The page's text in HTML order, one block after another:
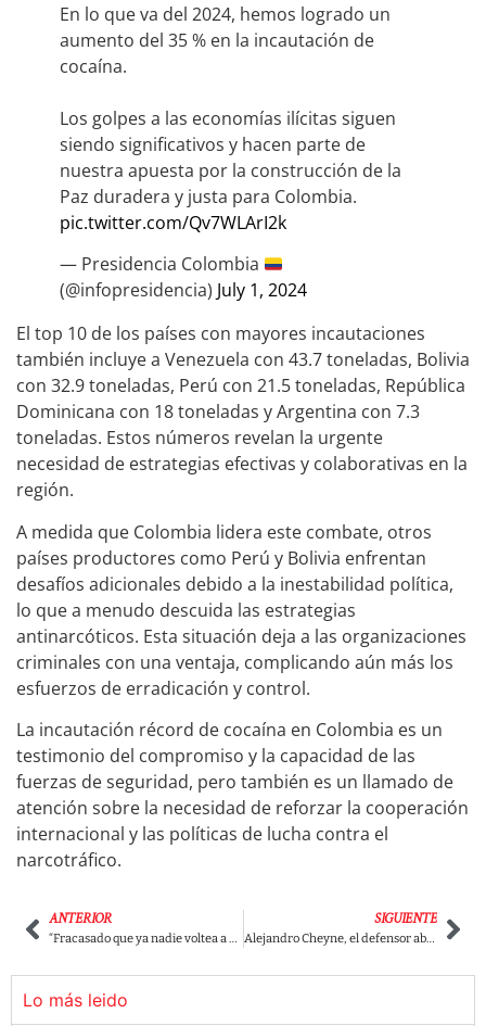
En lo que va del 2024, hemos logrado un
aumento del 35 % en la incautación de
cocaína.
Los golpes a las economías ilícitas siguen
siendo significativos y hacen parte de
nuestra apuesta por la construcción de la
Paz duradera y justa para Colombia.
pic.twitter.com/Qv7WLArI2k
— Presidencia Colombia
(@infopresidencia) July 1, 2024
El top 10 de los países con mayores incautaciones
también incluye a Venezuela con 43.7 toneladas, Bolivia
con 32.9 toneladas, Perú con 21.5 toneladas, República
Dominicana con 18 toneladas y Argentina con 7.3
toneladas. Estos números revelan la urgente
necesidad de estrategias efectivas y colaborativas en la
región.
A medida que Colombia lidera este combate, otros
países productores como Perú y Bolivia enfrentan
desafíos adicionales debido a la inestabilidad política,
lo que a menudo descuida las estrategias
antinarcóticos. Esta situación deja a las organizaciones
criminales con una ventaja, complicando aún más los
esfuerzos de erradicación y control.
La incautación récord de cocaína en Colombia es un
testimonio del compromiso y la capacidad de las
fuerzas de seguridad, pero también es un llamado de
atención sobre la necesidad de reforzar la cooperación
internacional y las políticas de lucha contra el
narcotráfico.
ANTERIOR
“Fracasado que ya nadie voltea a mirar”: Wally dejó en ridículo a Hassan Nassar por mencionar que en Colombia supuestamente gobierna el chavismo
SIGUIENTE
Alejandro Cheyne, el defensor absurdo de la ortografía.
Lo más leido